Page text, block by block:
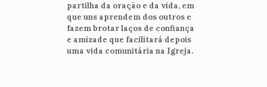
partilha da oração e da vida, em
que uns aprendem dos outros e
fazem brotar laços de confiança
e amizade que facilitará depois
uma vida comunitária na Igreja.